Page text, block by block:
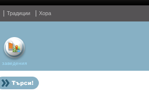
| Традиции | Хора
заведения